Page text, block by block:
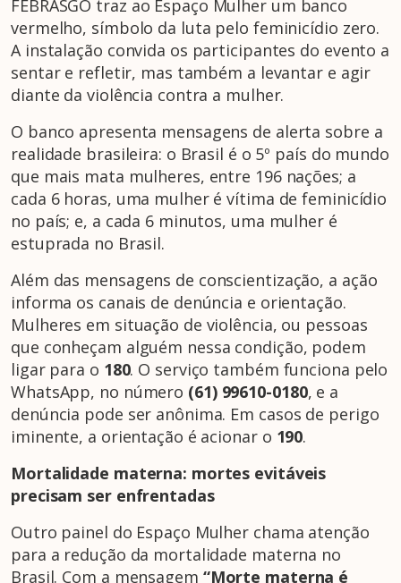
FEBRASGO traz ao Espaço Mulher um banco
vermelho, símbolo da luta pelo feminicídio zero.
A instalação convida os participantes do evento a
sentar e refletir, mas também a levantar e agir
diante da violência contra a mulher.
O banco apresenta mensagens de alerta sobre a
realidade brasileira: o Brasil é o 5º país do mundo
que mais mata mulheres, entre 196 nações; a
cada 6 horas, uma mulher é vítima de feminicídio
no país; e, a cada 6 minutos, uma mulher é
estuprada no Brasil.
Além das mensagens de conscientização, a ação
informa os canais de denúncia e orientação.
Mulheres em situação de violência, ou pessoas
que conheçam alguém nessa condição, podem
ligar para o 180. O serviço também funciona pelo
WhatsApp, no número (61) 99610-0180, e a
denúncia pode ser anônima. Em casos de perigo
iminente, a orientação é acionar o 190.
Mortalidade materna: mortes evitáveis
precisam ser enfrentadas
Outro painel do Espaço Mulher chama atenção
para a redução da mortalidade materna no
Brasil. Com a mensagem “Morte materna é